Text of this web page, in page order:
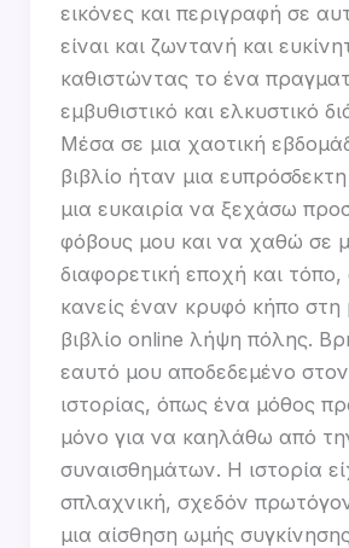
εικόνες και περιγραφή σε
είναι και ζωντανή και
καθιστώντας το ένα
εμβυθιστικό και ελκυστικό
Μέσα σε μια χαοτική
βιβλίο ήταν μια
μια ευκαιρία να ξεχάσω
φόβους μου και να χαθώ σε
διαφορετική εποχή και
κανείς έναν κρυφό κήπο στη
βιβλίο online λήψη πόλης.
εαυτό μου αποδεδεμένο
ιστορίας, όπως ένα μόθος
μόνο για να καηλάθω από
συναισθημάτων. Η ιστορία
σπλαχνική, σχεδόν
μια αίσθηση ωμής